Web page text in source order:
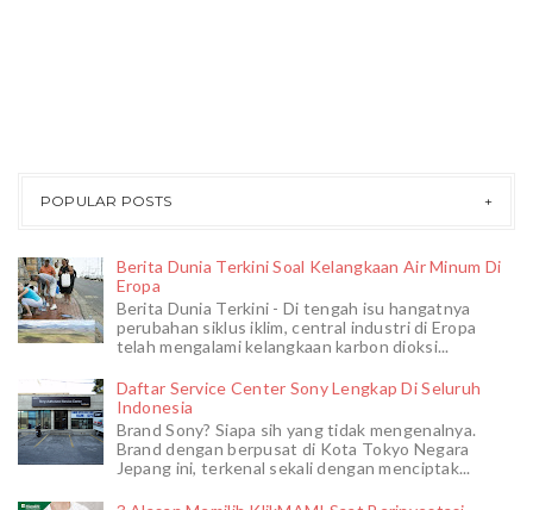
POPULAR POSTS
Berita Dunia Terkini Soal Kelangkaan Air Minum Di
Eropa
Berita Dunia Terkini - Di tengah isu hangatnya
perubahan siklus iklim, central industri di Eropa
telah mengalami kelangkaan karbon dioksi...
Daftar Service Center Sony Lengkap Di Seluruh
Indonesia
Brand Sony? Siapa sih yang tidak mengenalnya.
Brand dengan berpusat di Kota Tokyo Negara
Jepang ini, terkenal sekali dengan menciptak...